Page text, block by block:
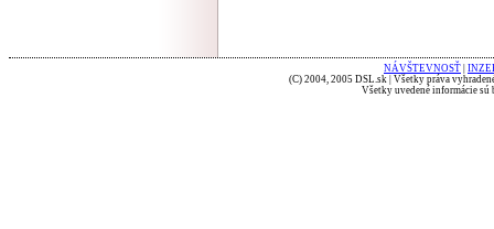
NÁVŠTEVNOSŤ
(C) 2004, 2005 DSL.sk | Všetky práva
Všetky uvedené informácie sú